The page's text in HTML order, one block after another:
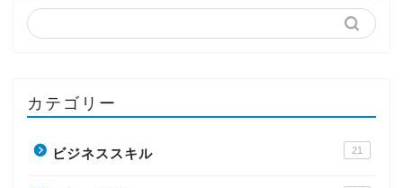
カテゴリー
ビジネススキル 21